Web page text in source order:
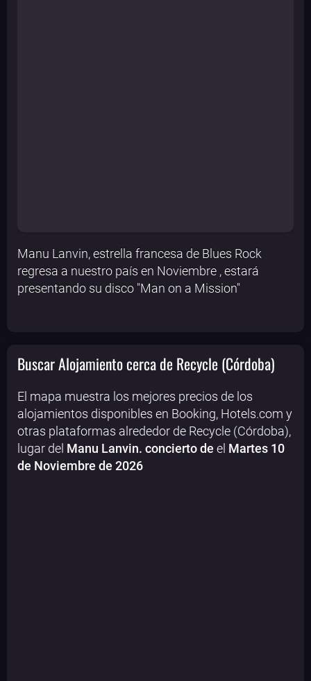
Manu Lanvin, estrella francesa de Blues Rock
regresa a nuestro país en Noviembre , estará
presentando su disco "Man on a Mission"
Buscar Alojamiento cerca de Recycle (Córdoba)
El mapa muestra los mejores precios de los
alojamientos disponibles en Booking, Hotels.com y
otras plataformas alrededor de Recycle (Córdoba),
lugar del Manu Lanvin. concierto de el Martes 10
de Noviembre de 2026